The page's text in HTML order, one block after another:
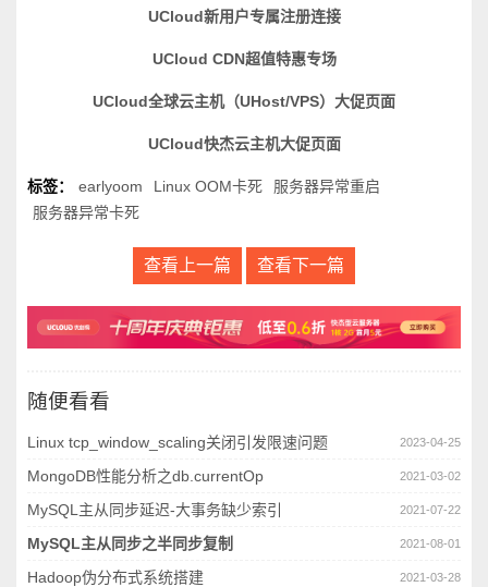
UCloud新用户专属注册连接
UCloud CDN超值特惠专场
UCloud全球云主机（UHost/VPS）大促页面
UCloud快杰云主机大促页面
标签： earlyoom Linux OOM卡死
服务器异常重启
服务器异常卡死
查看上一篇 查看下一篇
随便看看
2023-04-25
Linux tcp_window_scaling关闭引发限速问题
2021-03-02
MongoDB性能分析之db.currentOp
2021-07-22
MySQL主从同步延迟-大事务缺少索引
2021-08-01
MySQL主从同步之半同步复制
2021-03-28
Hadoop伪分布式系统搭建